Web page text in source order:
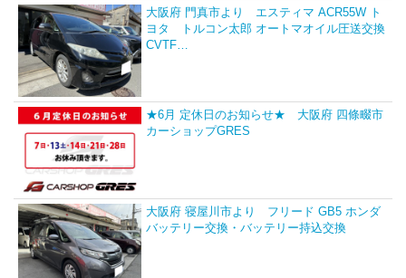
大阪府 門真市より エスティマ ACR55W ト
ヨタ トルコン太郎 オートマオイル圧送交換
CVTF…
★6月 定休日のお知らせ★ 大阪府 四條畷市
カーショップGRES
大阪府 寝屋川市より フリード GB5 ホンダ
バッテリー交換・バッテリー持込交換